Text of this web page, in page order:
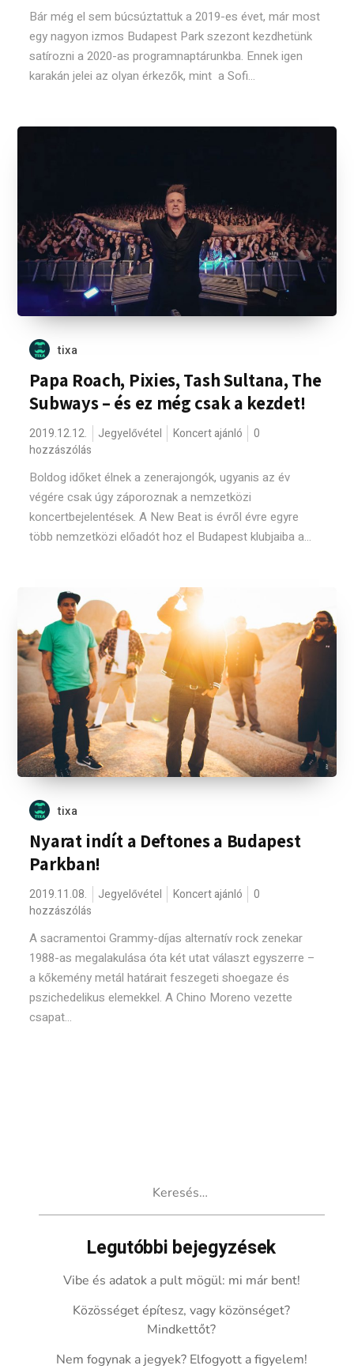
Bár még el sem búcsúztattuk a 2019-es évet, már most
egy nagyon izmos Budapest Park szezont kezdhetünk
satírozni a 2020-as programnaptárunkba. Ennek igen
karakán jelei az olyan érkezők, mint a Sofi...
tixa
Papa Roach, Pixies, Tash Sultana, The
Subways – és ez még csak a kezdet!
2019.12.12. Jegyelővétel Koncert ajánló
0
hozzászólás
Boldog időket élnek a zenerajongók, ugyanis az év
végére csak úgy záporoznak a nemzetközi
koncertbejelentések. A New Beat is évről évre egyre
több nemzetközi előadót hoz el Budapest klubjaiba a...
tixa
Nyarat indít a Deftones a Budapest
Parkban!
2019.11.08. Jegyelővétel Koncert ajánló
0
hozzászólás
A sacramentoi Grammy-díjas alternatív rock zenekar
1988-as megalakulása óta két utat választ egyszerre –
a kőkemény metál határait feszegeti shoegaze és
pszichedelikus elemekkel. A Chino Moreno vezette
csapat...
Legutóbbi bejegyzések
Vibe és adatok a pult mögül: mi már bent!
Közösséget építesz, vagy közönséget?
Mindkettőt?
Nem fogynak a jegyek? Elfogyott a figyelem!